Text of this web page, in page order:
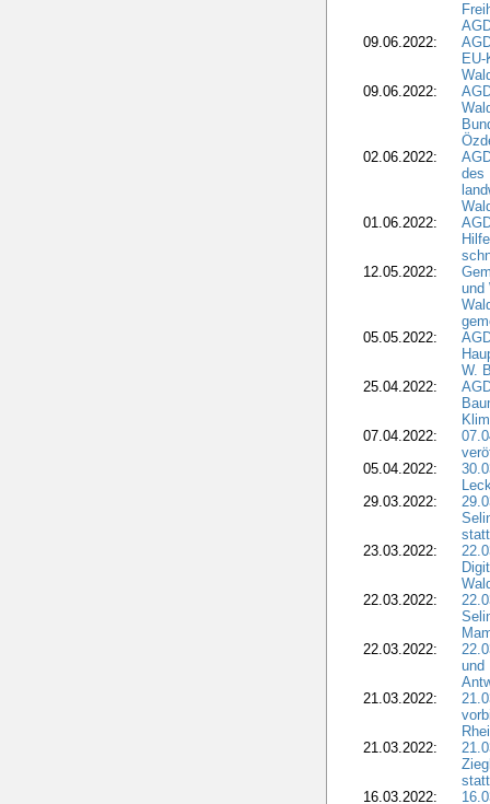
09.06.2022:
09.06.2022:
02.06.2022:
des
01.06.2022:
12.05.2022:
und
05.05.2022:
W.
25.04.2022:
07.04.2022:
05.04.2022:
29.03.2022:
23.03.2022:
22.03.2022:
22.03.2022:
und
21.03.2022:
21.03.2022:
16.03.2022: